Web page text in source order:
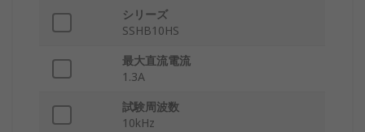
シリーズ
SSHB10HS
最大直流電流
1.3A
試験周波数
10kHz